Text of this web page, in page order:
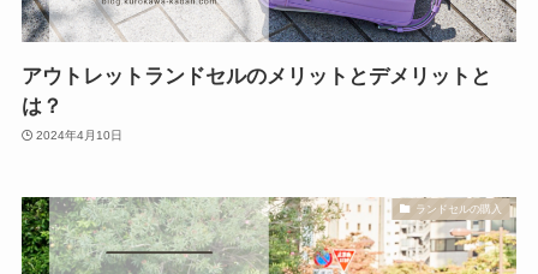
アウトレットランドセルのメリットとデメリットと
は？
2024年4月10日
ランドセルの購入